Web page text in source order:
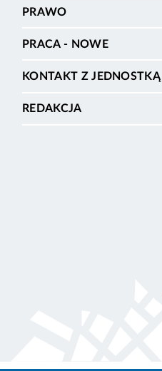
PRAWO
PRACA - NOWE
KONTAKT Z JEDNOSTKĄ
REDAKCJA